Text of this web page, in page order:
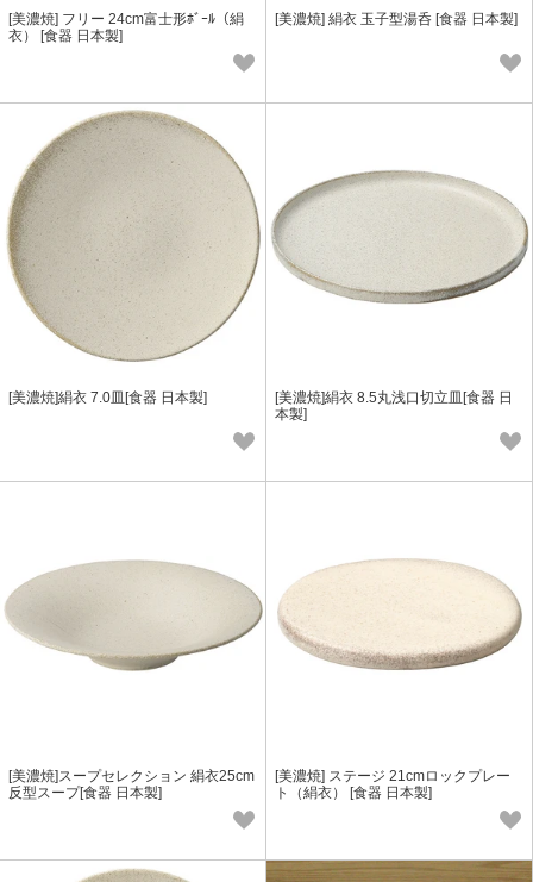
[美濃焼] フリー 24cm富士形ﾎﾞｰﾙ（絹
衣） [食器 日本製]
[美濃焼] 絹衣 玉子型湯呑 [食器 日本製]
[美濃焼]絹衣 7.0皿[食器 日本製]
[美濃焼]絹衣 8.5丸浅口切立皿[食器 日
本製]
[美濃焼]スープセレクション 絹衣25cm
反型スープ[食器 日本製]
[美濃焼] ステージ 21cmロックプレー
ト（絹衣） [食器 日本製]